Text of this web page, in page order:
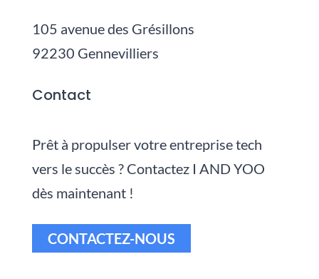
105 avenue des Grésillons
92230 Gennevilliers
Contact
Prêt à propulser votre entreprise tech
vers le succès ? Contactez I AND YOO
dès maintenant !
CONTACTEZ-NOUS